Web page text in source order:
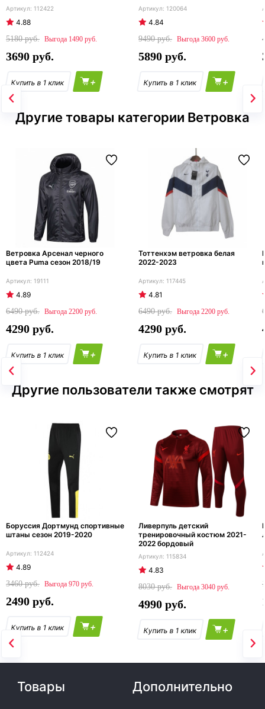
112422
4.88
5180
1490
3690
+
120064
4.84
9490
3600
5890
+
Другие товары категории Ветровка
Ветровка Арсенал черного
цвета Puma сезон 2018/19
19111
4.89
6490
2200
4290
+
Тоттенхэм ветровка белая
2022-2023
117445
4.81
6490
2200
4290
+
Другие пользователи также смотрят
Боруссия Дортмунд спортивные
штаны сезон 2019-2020
112424
4.89
3460
970
2490
+
Ливерпуль детский
тренировочный костюм 2021-
2022 бордовый
115834
4.83
8030
3040
4990
+
Товары Дополнительно